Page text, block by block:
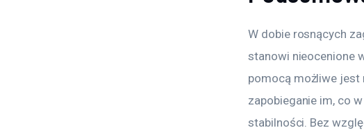
W dobie rosnących
stanowi nieocenione
pomocą możliwe jest
zapobieganie im, co
stabilności. Bez